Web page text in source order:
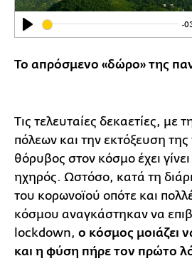
Play
-
Το απρόσμενο «δώρο» της
Τις τελευταίες δεκαετίες, με
πόλεων και την εκτόξευση της
θόρυβος στον κόσμο έχει
ηχηρός. Ωστόσο, κατά τη
του κορωνοϊού οπότε και
κόσμου αναγκάστηκαν να
lockdown, ο κόσμος μοιάζει
και η φύση πήρε τον πρώτο